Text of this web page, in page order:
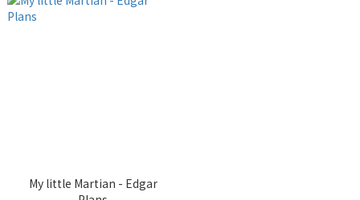
My little Martian - Edgar